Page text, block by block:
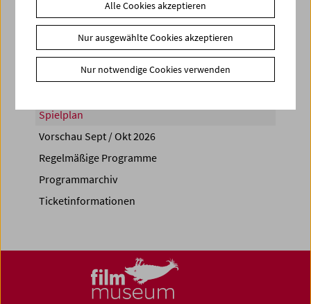
Share on
Spielplan
Vorschau Sept / Okt 2026
Regelmäßige Programme
Programmarchiv
Ticketinformationen
Alle Cookies akzeptieren
Nur ausgewählte Cookies akzeptieren
Nur notwendige Cookies verwenden